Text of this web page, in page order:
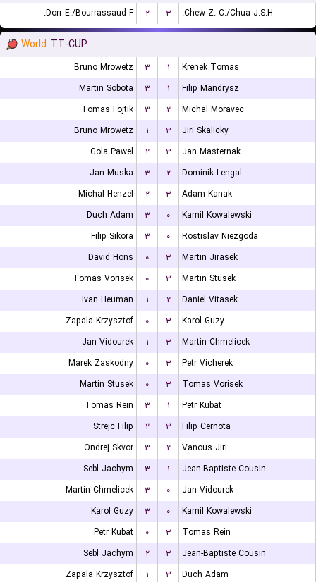
Dorr E./Bourrassaud F. ۲ ۳ Chew Z. C./Chua J.S.H.
World TT-CUP
Bruno Mrowetz ۳ ۱
Krenek Tomas
Martin Sobota
۳ ۱
Filip Mandrysz
Tomas Fojtik
۳ ۲
Michal Moravec
Bruno Mrowetz
۱ ۳
Jiri Skalicky
Gola Pawel
۲ ۳
Jan Masternak
Jan Muska
۳ ۲
Dominik Lengal
Michal Henzel
۲ ۳
Adam Kanak
Duch Adam
۳ ۰
Kamil Kowalewski
Filip Sikora
۳ ۰
Rostislav Niezgoda
David Hons
۰ ۳
Martin Jirasek
Tomas Vorisek
۰ ۳
Martin Stusek
Ivan Heuman
۱ ۲
Daniel Vitasek
Zapala Krzysztof
۰ ۳
Karol Guzy
Jan Vidourek
۱ ۳
Martin Chmelicek
Marek Zaskodny
۰ ۳
Petr Vicherek
Martin Stusek
۰ ۳
Tomas Vorisek
Tomas Rein
۳ ۱
Petr Kubat
Strejc Filip
۲ ۳
Filip Cernota
Ondrej Skvor
۳ ۲
Vanous Jiri
Sebl Jachym
۳ ۱
Jean-Baptiste Cousin
Martin Chmelicek
۳ ۰
Jan Vidourek
Karol Guzy
۳ ۰
Kamil Kowalewski
Petr Kubat
۰ ۳
Tomas Rein
Sebl Jachym
۲ ۳
Jean-Baptiste Cousin
Zapala Krzysztof
۱ ۳
Duch Adam